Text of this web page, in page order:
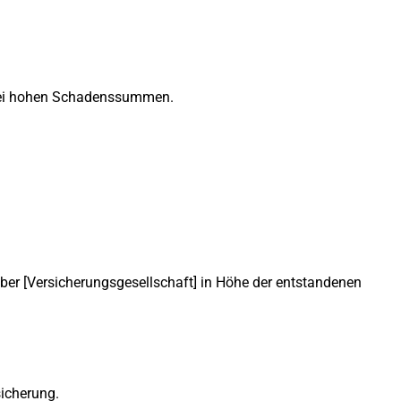
hohen Schadenssummen.
[Versicherungsgesellschaft] in Höhe der entstandenen